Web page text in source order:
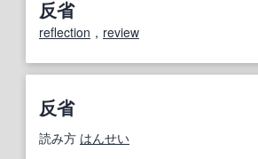
反省
reflection ， review
反省
読み方 はんせい